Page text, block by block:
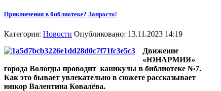
Приключения в библиотеке? Запросто!
Категория: Новости Опубликовано: 13.11.2023 14:19
Движение
«ЮНАРМИЯ»
города Вологды проводит каникулы в библиотеке №7.
Как это бывает увлекательно в сюжете рассказывает
юнкор Валентина Ковалёва.